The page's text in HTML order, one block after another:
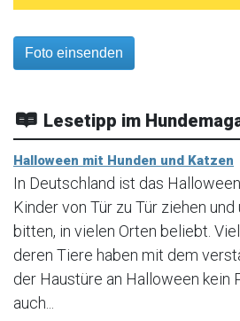
Foto einsenden
Lesetipp im
Halloween mit Hunden und Katzen
In Deutschland ist das
Kinder von Tür zu Tür ziehen
bitten, in vielen Orten beliebt.
deren Tiere haben mit dem
der Haustüre an Halloween kein
auch...